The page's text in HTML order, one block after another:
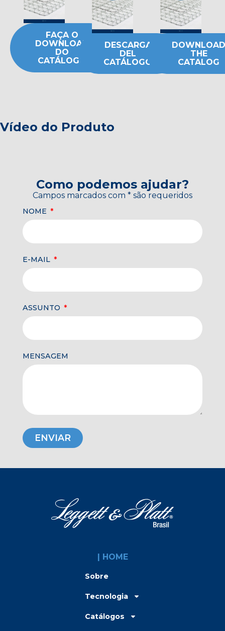
FAÇA O
DOWNLOAD
DO
CATÁLOGO
DESCARGA
DEL
CATÁLOGO
DOWNLOAD
THE
CATALOG
Vídeo do Produto
Como podemos ajudar?
Campos marcados com * são requeridos
NOME
E-MAIL
ASSUNTO
MENSAGEM
ENVIAR
| HOME
Sobre
Tecnologia
Catálogos